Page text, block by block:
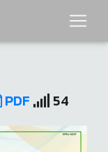
PDF 54